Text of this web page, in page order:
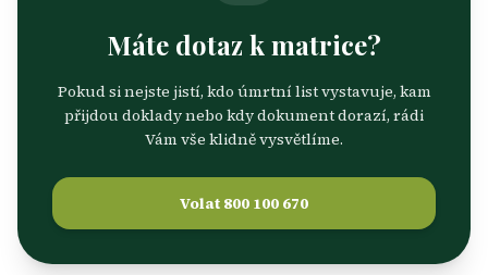
Máte dotaz k matrice?
Pokud si nejste jistí, kdo úmrtní list vystavuje, kam
přijdou doklady nebo kdy dokument dorazí, rádi
Vám vše klidně vysvětlíme.
Volat 800 100 670